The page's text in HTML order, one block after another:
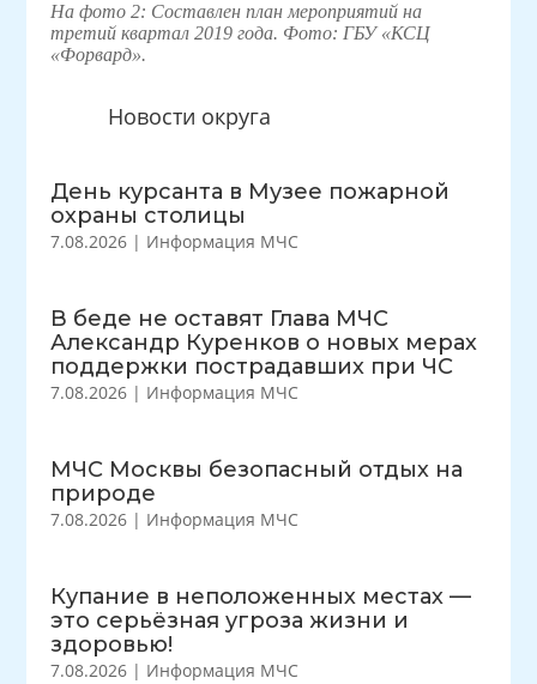
Новости округа
День курсанта в Музее пожарной
охраны столицы
7.08.2026 | Информация МЧС
В беде не оставят Глава МЧС
Александр Куренков о новых мерах
поддержки пострадавших при ЧС
7.08.2026 | Информация МЧС
МЧС Москвы безопасный отдых на
природе
7.08.2026 | Информация МЧС
Купание в неположенных местах —
это серьёзная угроза жизни и
здоровью!
7.08.2026 | Информация МЧС
На фото 2: Составлен план мероприятий на
третий квартал 2019 года. Фото: ГБУ «КСЦ
«Форвард».